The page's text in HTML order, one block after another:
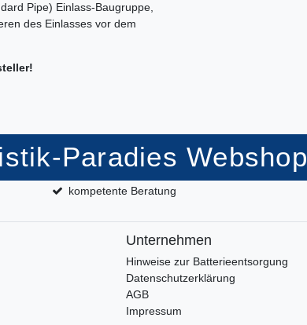
Pipe) Einlass-Baugruppe,
des Einlasses vor dem
Paradies Webshop
kompetente Beratung
Unternehmen
Hinweise zur Batterieentsorgung
Datenschutzerklärung
AGB
Impressum